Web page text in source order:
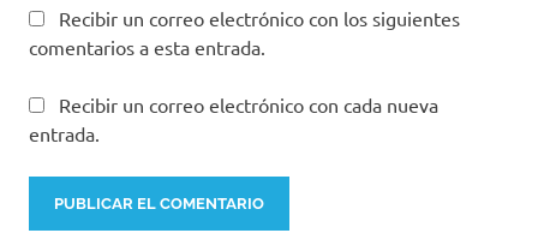
Recibir un correo electrónico con los siguientes
comentarios a esta entrada.
Recibir un correo electrónico con cada nueva
entrada.